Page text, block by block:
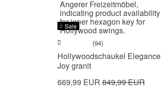
Sale
(94)
Hollywoodschaukel Elegance
Joy granit
669,99 EUR 849,99 EUR